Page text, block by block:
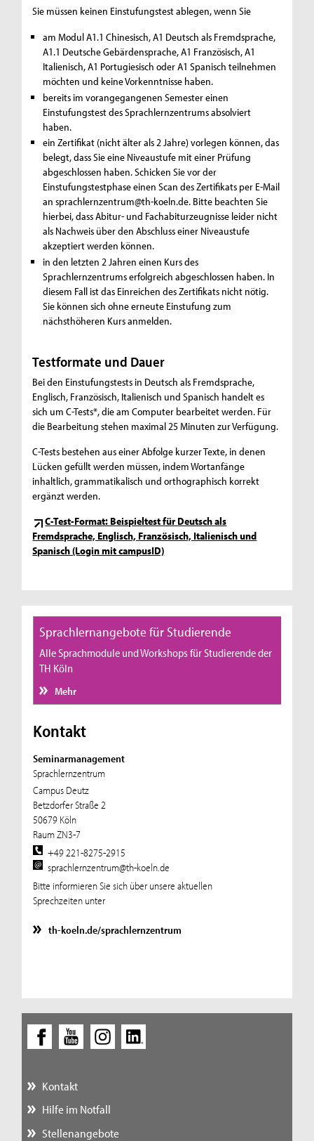
Sie müssen keinen Einstufungstest ablegen, wenn Sie
am Modul A1.1 Chinesisch, A1 Deutsch als Fremdsprache,
A1.1 Deutsche Gebärdensprache, A1 Französisch, A1
Italienisch, A1 Portugiesisch oder A1 Spanisch teilnehmen
möchten und keine Vorkenntnisse haben.
bereits im vorangegangenen Semester einen
Einstufungstest des Sprachlernzentrums absolviert
haben.
ein Zertifikat (nicht älter als 2 Jahre) vorlegen können, das
belegt, dass Sie eine Niveaustufe mit einer Prüfung
abgeschlossen haben. Schicken Sie vor der
Einstufungstestphase einen Scan des Zertifikats per E-Mail
an sprachlernzentrum@th-koeln.de. Bitte beachten Sie
hierbei, dass Abitur- und Fachabiturzeugnisse leider nicht
als Nachweis über den Abschluss einer Niveaustufe
akzeptiert werden können.
in den letzten 2 Jahren einen Kurs des
Sprachlernzentrums erfolgreich abgeschlossen haben. In
diesem Fall ist das Einreichen des Zertifikats nicht nötig.
Sie können sich ohne erneute Einstufung zum
nächsthöheren Kurs anmelden.
Testformate und Dauer
Bei den Einstufungstests in Deutsch als Fremdsprache,
Englisch, Französisch, Italienisch und Spanisch handelt es
sich um C-Tests*, die am Computer bearbeitet werden. Für
die Bearbeitung stehen maximal 25 Minuten zur Verfügung.
C-Tests bestehen aus einer Abfolge kurzer Texte, in denen
Lücken gefüllt werden müssen, indem Wortanfänge
inhaltlich, grammatikalisch und orthographisch korrekt
ergänzt werden.
C-Test-Format: Beispieltest für Deutsch als
Fremdsprache, Englisch, Französisch, Italienisch und
Spanisch (Login mit campusID)
Sprachlernangebote für Studierende
Alle Sprachmodule und Workshops für Studierende der
TH Köln
Mehr
Kontakt
Seminarmanagement
Sprachlernzentrum
Campus Deutz
Betzdorfer Straße 2
50679 Köln
Raum ZN3-7
+49 221-8275-2915
sprachlernzentrum@th-koeln.de
Bitte informieren Sie sich über unsere aktuellen
Sprechzeiten unter
th-koeln.de/sprachlernzentrum
Kontakt
Hilfe im Notfall
Stellenangebote